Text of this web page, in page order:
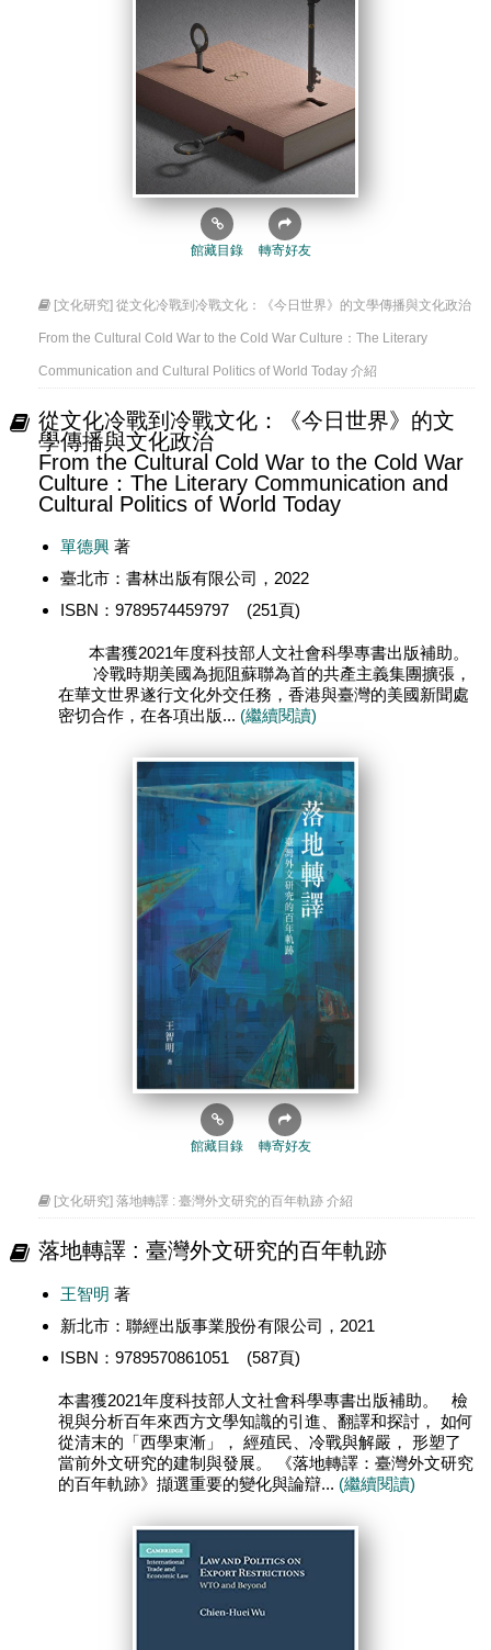
館藏目錄 轉寄好友
[文化研究] 從文化冷戰到冷戰文化：《今日世界》的文學傳播與文化政治
From the Cultural Cold War to the Cold War Culture：The Literary
Communication and Cultural Politics of World Today 介紹
從文化冷戰到冷戰文化：《今日世界》的文
學傳播與文化政治
From the Cultural Cold War to the Cold War
Culture：The Literary Communication and
Cultural Politics of World Today
單德興著
臺北市：書林出版有限公司，2022
ISBN：9789574459797 (251頁)
本書獲2021年度科技部人文社會科學專書出版補助。
冷戰時期美國為扼阻蘇聯為首的共產主義集團擴張，
在華文世界遂行文化外交任務，香港與臺灣的美國新聞處
密切合作，在各項出版... (繼續閱讀)
館藏目錄 轉寄好友
[文化研究] 落地轉譯 : 臺灣外文研究的百年軌跡 介紹
落地轉譯 : 臺灣外文研究的百年軌跡
王智明 著
新北市：聯經出版事業股份有限公司，2021
ISBN：9789570861051 (587頁)
本書獲2021年度科技部人文社會科學專書出版補助。 檢
視與分析百年來西方文學知識的引進、翻譯和探討， 如何
從清末的「西學東漸」， 經殖民、冷戰與解嚴， 形塑了
當前外文研究的建制與發展。 《落地轉譯：臺灣外文研究
的百年軌跡》擷選重要的變化與論辯... (繼續閱讀)